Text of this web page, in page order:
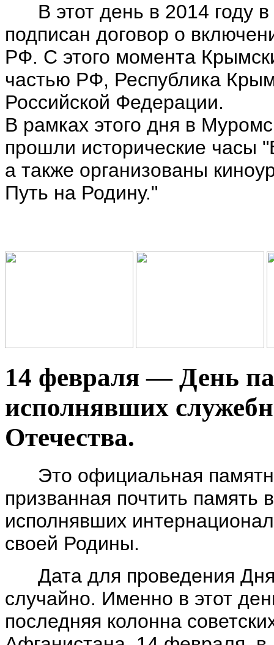
В этот день в 2014 году в
подписан договор о
РФ. С этого момента
частью РФ, Республика
Российской Федерации.
В рамках этого дня в
прошли исторические часы
а также организованы
Путь на Родину."
14 февраля — День
исполнявших
Отечества.
Это официальная
призванная почтить память
исполнявших
своей Родины.
Дата для проведения
случайно. Именно в этот
последняя колонна